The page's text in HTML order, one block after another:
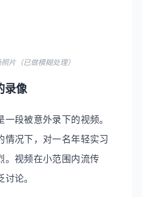
片（已做模糊处理）
录像
段被意外录下的视频。
情况下，对一名年轻实习
。视频在小范围内流传
论。